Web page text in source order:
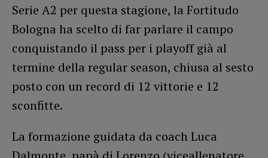
Serie A2 per questa stagione, la Fortitudo
Bologna ha scelto di far parlare il campo
conquistando il pass per i playoff già al
termine della regular season, chiusa al sesto
posto con un record di 12 vittorie e 12
sconfitte.
La formazione guidata da coach Luca